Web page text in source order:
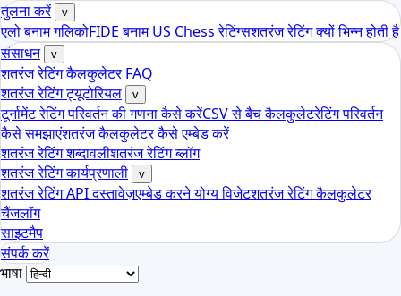
तुलना करें
v
एलो बनाम गलिकोFIDE बनाम US Chess रेटिंग्सशतरंज रेटिंग क्यों भिन्न होती है
संसाधन
v
शतरंज रेटिंग कैलकुलेटर FAQ
शतरंज रेटिंग ट्यूटोरियल
v
टूर्नामेंट रेटिंग परिवर्तन की गणना कैसे करेंCSV से बैच कैलकुलेटरेटिंग परिवर्तन
कैसे समझाएंशतरंज कैलकुलेटर कैसे एम्बेड करें
शतरंज रेटिंग शब्दावलीशतरंज रेटिंग ब्लॉग
शतरंज रेटिंग कार्यप्रणाली
v
शतरंज रेटिंग API दस्तावेज़एम्बेड करने योग्य विजेटशतरंज रेटिंग कैलकुलेटर
चैंजलॉग
साइटमैप
संपर्क करें
भाषा